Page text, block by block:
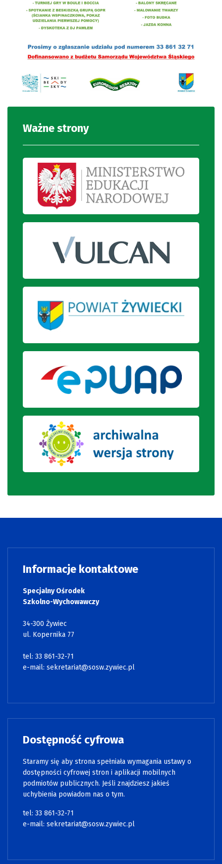
Ważne strony
Informacje kontaktowe
Specjalny Ośrodek
Szkolno-Wychowawczy
34-300 Żywiec
ul. Kopernika 77
tel: 33 861-32-71
e-mail: sekretariat@sosw.zywiec.pl
Dostępność cyfrowa
Staramy się aby strona spełniała wymagania ustawy o
dostępności cyfrowej stron i aplikacji mobilnych
podmiotów publicznych. Jeśli znajdziesz jakieś
uchybienia powiadom nas o tym.
tel: 33 861-32-71
e-mail: sekretariat@sosw.zywiec.pl